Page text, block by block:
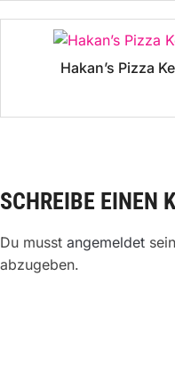
Hakan’s Pizza
SCHREIBE EINEN
Du musst angemeldet
abzugeben.